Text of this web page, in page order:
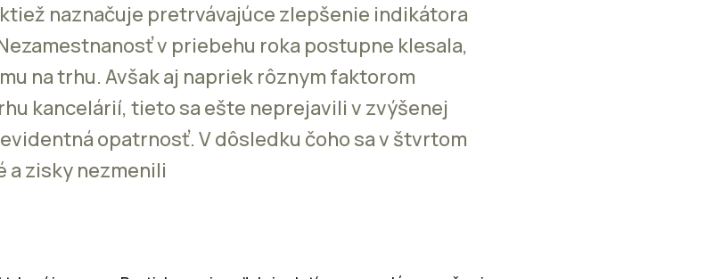
naznačuje pretrvávajúce zlepšenie indikátora
v priebehu roka postupne klesala,
na trhu. Avšak aj napriek rôznym faktorom
kancelárií, tieto sa ešte neprejavili v zvýšenej
opatrnosť. V dôsledku čoho sa v štvrtom
zisky nezmenili